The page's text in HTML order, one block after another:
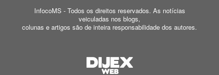
InfocoMS - Todos os direitos reservados. As notícias
veiculadas nos blogs,
colunas e artigos são de inteira responsabilidade dos autores.